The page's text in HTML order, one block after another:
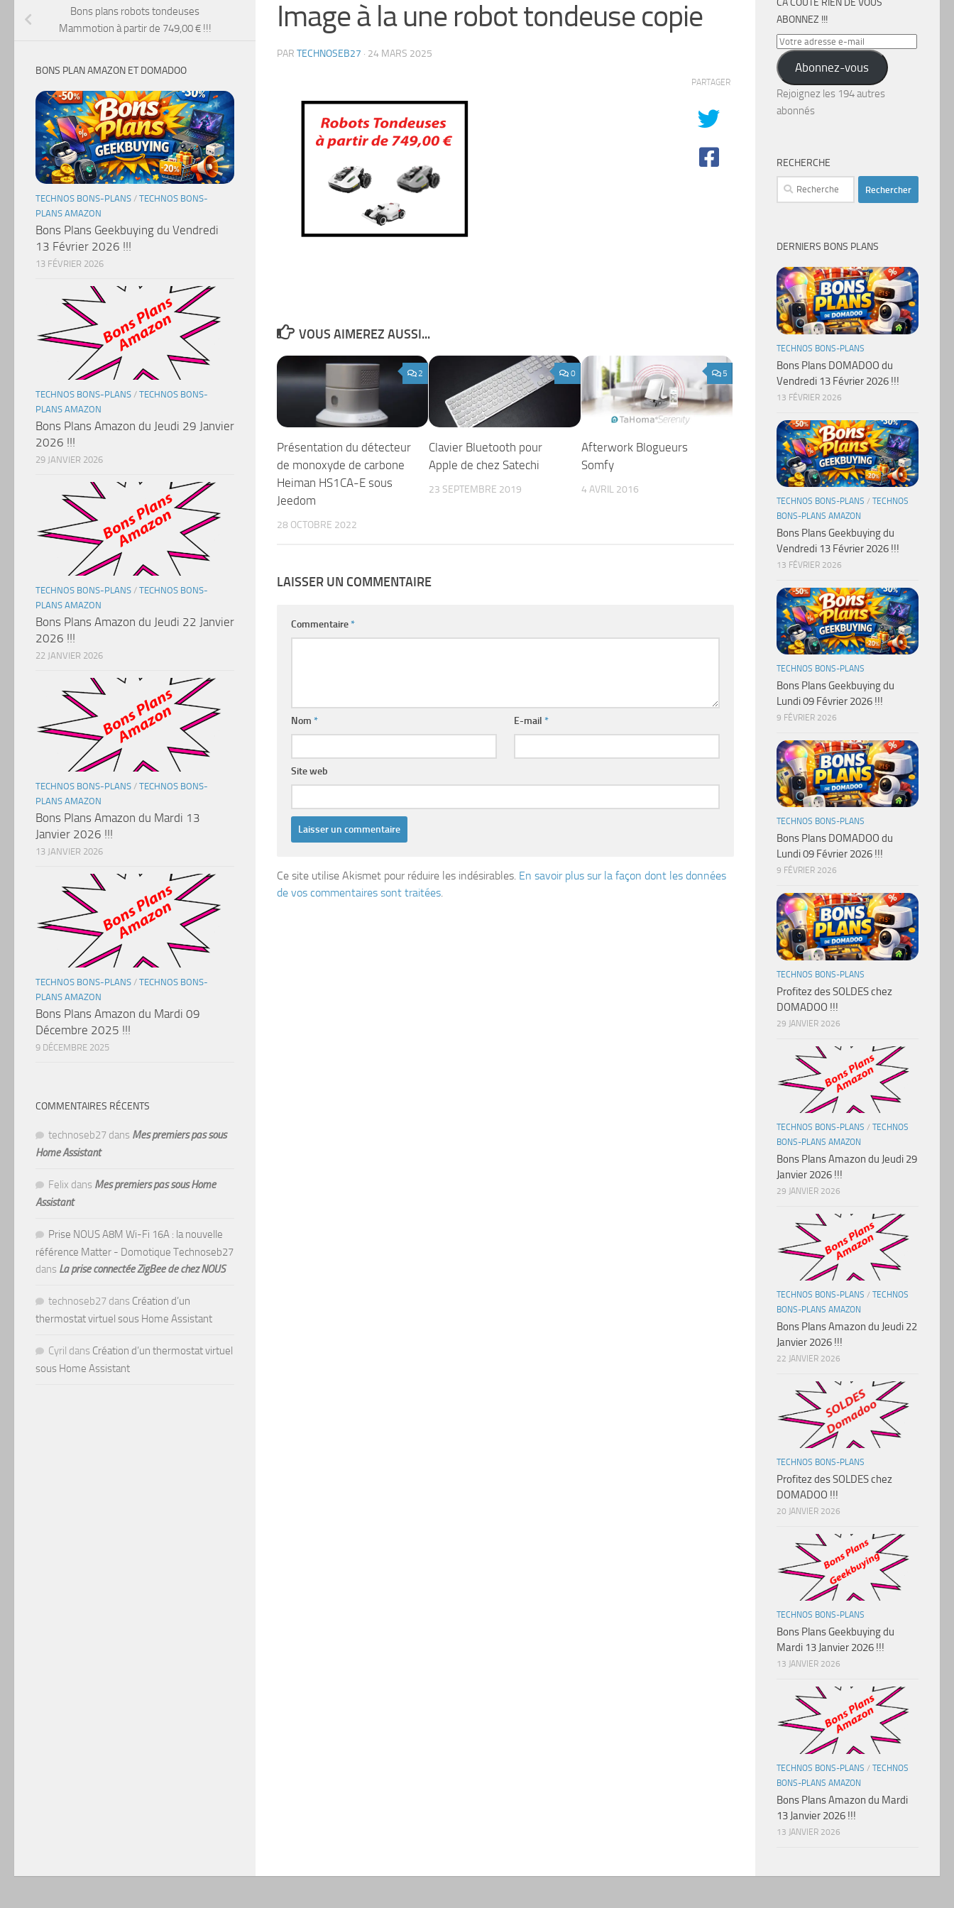
Image à la une robot tondeuse copie
PAR TECHNOSEB27 · 24 MARS 2025
PARTAGER
VOUS AIMEREZ AUSSI...
2
Présentation du détecteur
de monoxyde de carbone
Heiman HS1CA-E sous
Jeedom
28 OCTOBRE 2022
0
Clavier Bluetooth pour
Apple de chez Satechi
23 SEPTEMBRE 2019
5
Afterwork Blogueurs
Somfy
4 AVRIL 2016
LAISSER UN COMMENTAIRE
Commentaire*
Nom * E-mail*
Site web
Ce site utilise Akismet pour réduire les indésirables. En savoir plus sur la façon dont les données
de vos commentaires sont traitées
Bons plans robots tondeuses
Mammotion à partir de 749,00 € !!!
BONS PLAN AMAZON ET DOMADOO
TECHNOS BONS-PLANS / TECHNOS BONS-
PLANS AMAZON
Bons Plans Geekbuying du Vendredi
13 Février 2026 !!!
13 FÉVRIER 2026
TECHNOS BONS-PLANS / TECHNOS BONS-
PLANS AMAZON
Bons Plans Amazon du Jeudi 29 Janvier
2026 !!!
29 JANVIER 2026
TECHNOS BONS-PLANS / TECHNOS BONS-
PLANS AMAZON
Bons Plans Amazon du Jeudi 22 Janvier
2026 !!!
22 JANVIER 2026
TECHNOS BONS-PLANS / TECHNOS BONS-
PLANS AMAZON
Bons Plans Amazon du Mardi 13
Janvier 2026 !!!
13 JANVIER 2026
TECHNOS BONS-PLANS / TECHNOS BONS-
PLANS AMAZON
Bons Plans Amazon du Mardi 09
Décembre 2025 !!!
9 DÉCEMBRE 2025
COMMENTAIRES RÉCENTS
technoseb27 dans Mes premiers pas sous
Home Assistant
Felix dans Mes premiers pas sous Home
Assistant
Prise NOUS A8M Wi-Fi 16A : la nouvelle
référence Matter - Domotique Technoseb27
dans La prise connectée ZigBee de chez NOUS
technoseb27 dans Création d’un
thermostat virtuel sous Home Assistant
Cyril dans Création d’un thermostat virtuel
sous Home Assistant
CA COÛTE RIEN DE VOUS
ABONNEZ !!!
Votre
adresse
e-
mail
Abonnez-vous
Rejoignez les 194 autres
abonnés
RECHERCHE
Rechercher :
DERNIERS BONS PLANS
TECHNOS BONS-PLANS
Bons Plans DOMADOO du
Vendredi 13 Février 2026 !!!
13 FÉVRIER 2026
TECHNOS BONS-PLANS / TECHNOS
BONS-PLANS AMAZON
Bons Plans Geekbuying du
Vendredi 13 Février 2026 !!!
13 FÉVRIER 2026
TECHNOS BONS-PLANS
Bons Plans Geekbuying du
Lundi 09 Février 2026 !!!
9 FÉVRIER 2026
TECHNOS BONS-PLANS
Bons Plans DOMADOO du
Lundi 09 Février 2026 !!!
9 FÉVRIER 2026
TECHNOS BONS-PLANS
Profitez des SOLDES chez
DOMADOO !!!
29 JANVIER 2026
TECHNOS BONS-PLANS / TECHNOS
BONS-PLANS AMAZON
Bons Plans Amazon du Jeudi 29
Janvier 2026 !!!
29 JANVIER 2026
TECHNOS BONS-PLANS / TECHNOS
BONS-PLANS AMAZON
Bons Plans Amazon du Jeudi 22
Janvier 2026 !!!
22 JANVIER 2026
TECHNOS BONS-PLANS
Profitez des SOLDES chez
DOMADOO !!!
20 JANVIER 2026
TECHNOS BONS-PLANS
Bons Plans Geekbuying du
Mardi 13 Janvier 2026 !!!
13 JANVIER 2026
TECHNOS BONS-PLANS / TECHNOS
BONS-PLANS AMAZON
Bons Plans Amazon du Mardi
13 Janvier 2026 !!!
13 JANVIER 2026